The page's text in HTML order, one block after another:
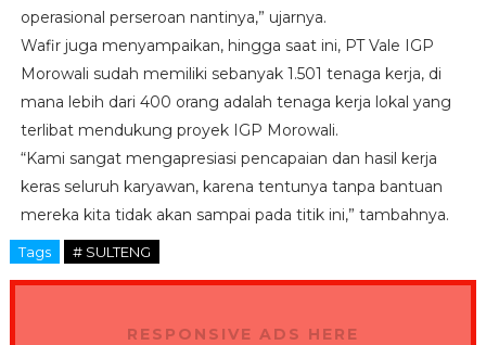
operasional perseroan nantinya,” ujarnya.
Wafir juga menyampaikan, hingga saat ini, PT Vale IGP
Morowali sudah memiliki sebanyak 1.501 tenaga kerja, di
mana lebih dari 400 orang adalah tenaga kerja lokal yang
terlibat mendukung proyek IGP Morowali.
“Kami sangat mengapresiasi pencapaian dan hasil kerja
keras seluruh karyawan, karena tentunya tanpa bantuan
mereka kita tidak akan sampai pada titik ini,” tambahnya.
Tags # SULTENG
RESPONSIVE ADS HERE